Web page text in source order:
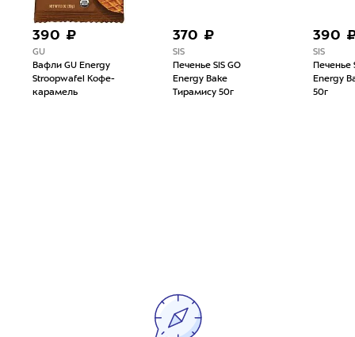
390 ₽
GU
Вафли GU Energy
Stroopwafel Кофе-
карамель
370 ₽
SIS
Печенье SIS GO
Energy Bake
Тирамису 50г
390
SIS
Печенье
Energy
50г